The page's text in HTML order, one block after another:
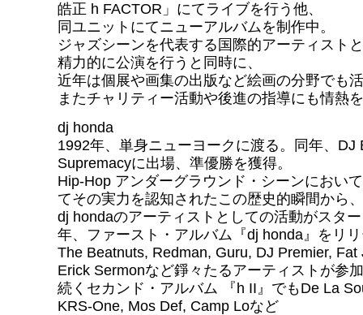
皓正 h FACTOR」にてライブを行う他、
同ユニットにてニューアルバムを制作中。
ジャズシーンを代表する国際的アーティスト
精力的に公演を行うと同時に、
近年は個展や画集の出版など絵画の分野でも
またチャリティー活動や後進の指導にも情熱
dj honda
1992年、単身ニューヨークに渡る。同年、DJ
Supremacyに出場、準優勝を獲得。
Hip-Hop アンダーグラウンド・シーンにおい
てその実力を認知されたこの歴史的瞬間から、
dj hondaのアーティストとしての活動がスタ
年、ファースト・アルバム『dj honda』をリ
The Beatnuts, Redman, Guru, DJ Premier, Fat
Erick Sermonなど錚々たるアーティストが参
続くセカンド・アルバム 『h II』でもDe La
KRS-One, Mos Def, Camp Loなど